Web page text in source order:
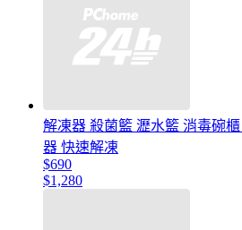
解凍器 殺菌籃 瀝水籃 消毒碗
器 快速解凍
$690
$1,280